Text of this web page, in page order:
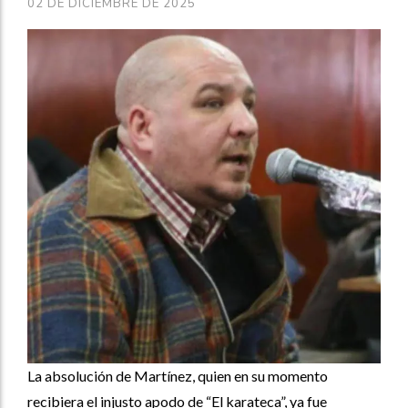
02 DE DICIEMBRE DE 2025
La absolución de Martínez, quien en su momento
recibiera el injusto apodo de “El karateca”, ya fue